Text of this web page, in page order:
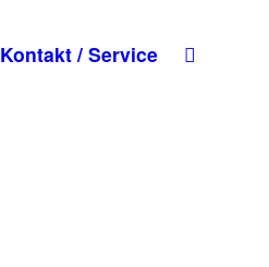
Kontakt / Service